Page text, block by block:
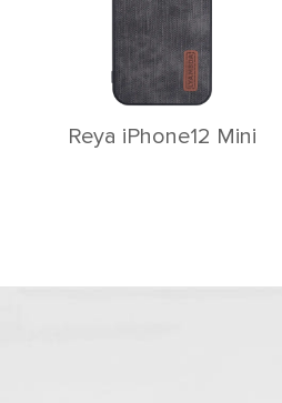
Reya iPhone12 Mini